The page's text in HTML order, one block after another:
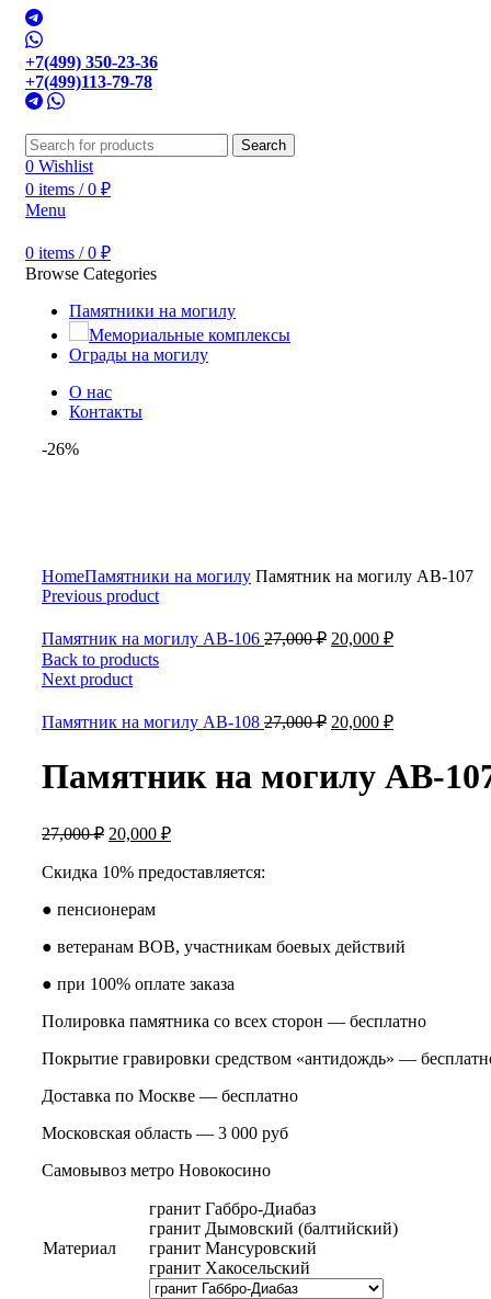
+7(499) 350-23-36
+7(499)113-79-78
Search
0 Wishlist
0 items / 0 ₽
Menu
0 items / 0 ₽
Browse Categories
Памятники на могилу
Мемориальные комплексы
Ограды на могилу
О нас
Контакты
-26%
HomeПамятники на могилу Памятник на могилу АВ-107
Previous product
Памятник на могилу АВ-106 27,000₽ 20,000 ₽
Back to products
Next product
Памятник на могилу АВ-108 27,000₽ 20,000 ₽
Памятник на могилу АВ-
27,000₽ 20,000 ₽
Скидка 10% предоставляется:
● пенсионерам
● ветеранам ВОВ, участникам боевых действий
● при 100% оплате заказа
Полировка памятника со всех сторон — бесплатно
Покрытие гравировки средством «антидождь» —
Доставка по Москве — бесплатно
Московская область — 3 000 руб
Самовывоз метро Новокосино
Материал
гранит Габбро-Диабаз
гранит Дымовский (балтийский)
гранит Мансуровский
гранит Хакосельский